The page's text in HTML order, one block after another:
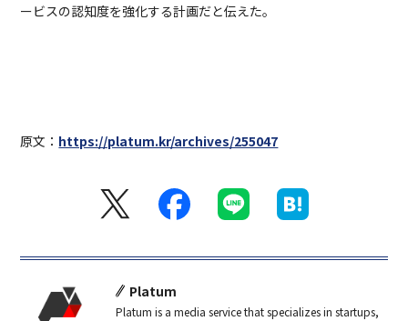
ービスの認知度を強化する計画だと伝えた。
原文： https://platum.kr/archives/255047
Platum
Platum is a media service that specializes in startups,